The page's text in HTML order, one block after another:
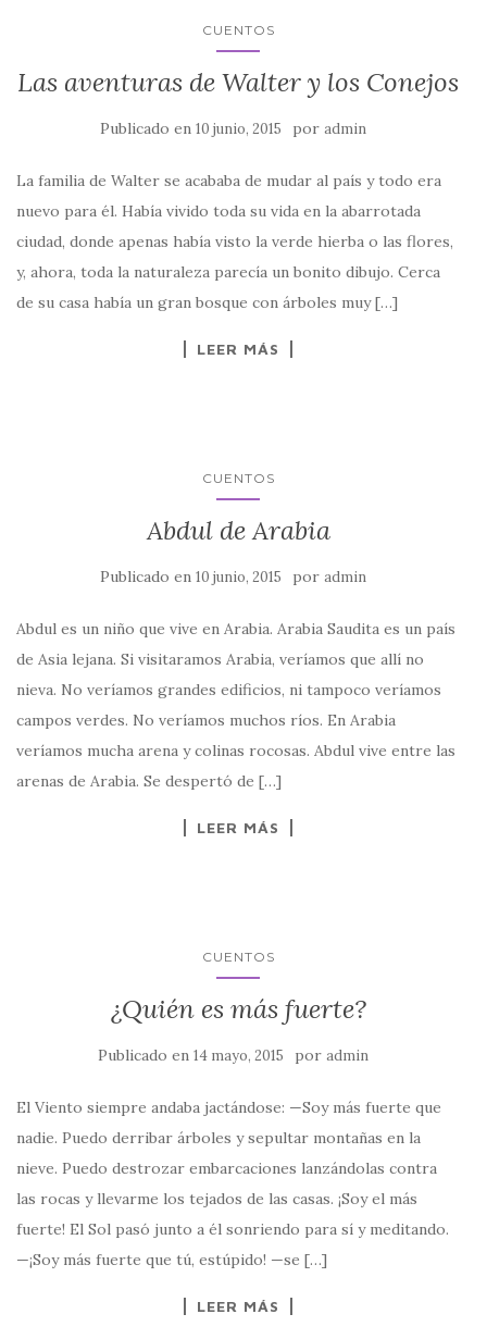
CUENTOS
Las aventuras de Walter y los Conejos
Publicado en 10 junio, 2015 por admin
La familia de Walter se acababa de mudar al país y todo era
nuevo para él. Había vivido toda su vida en la abarrotada
ciudad, donde apenas había visto la verde hierba o las flores,
y, ahora, toda la naturaleza parecía un bonito dibujo. Cerca
de su casa había un gran bosque con árboles muy […]
LEER MÁS
CUENTOS
Abdul de Arabia
Publicado en 10 junio, 2015 por admin
Abdul es un niño que vive en Arabia. Arabia Saudita es un país
de Asia lejana. Si visitaramos Arabia, veríamos que allí no
nieva. No veríamos grandes edificios, ni tampoco veríamos
campos verdes. No veríamos muchos ríos. En Arabia
veríamos mucha arena y colinas rocosas. Abdul vive entre las
arenas de Arabia. Se despertó de […]
LEER MÁS
CUENTOS
¿Quién es más fuerte?
Publicado en 14 mayo, 2015 por admin
El Viento siempre andaba jactándose: —Soy más fuerte que
nadie. Puedo derribar árboles y sepultar montañas en la
nieve. Puedo destrozar embarcaciones lanzándolas contra
las rocas y llevarme los tejados de las casas. ¡Soy el más
fuerte! El Sol pasó junto a él sonriendo para sí y meditando.
—¡Soy más fuerte que tú, estúpido! —se […]
LEER MÁS